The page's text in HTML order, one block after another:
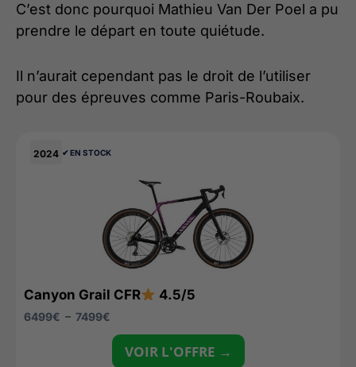
C’est donc pourquoi Mathieu Van Der Poel a pu
prendre le départ en toute quiétude.
Il n’aurait cependant pas le droit de l’utiliser
pour des épreuves comme Paris-Roubaix.
2024 ✔︎ EN STOCK
Canyon Grail CFR 4.5/5
6499€ – 7499€
VOIR L'OFFRE →